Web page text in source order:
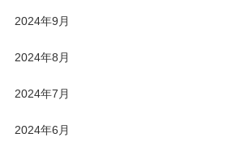
2024年9月
2024年8月
2024年7月
2024年6月